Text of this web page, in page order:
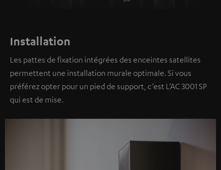
Installation
Les pattes de fixation intégrées des enceintes satellites
permettent une installation murale optimale. Si vous
préférez opter pour un pied de support, c’est L’AC 3001 SP
qui est de mise.